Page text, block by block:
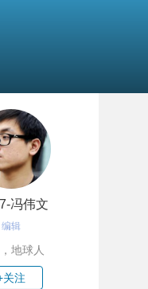
冯伟文
编辑
地球人
关注